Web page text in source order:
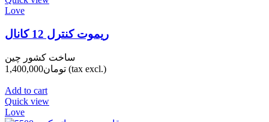
Love
ریموت کنترل 12 کانال
ساخت کشور چین
تومان1,400,000 (tax excl.)
Add to cart
Quick view
Love